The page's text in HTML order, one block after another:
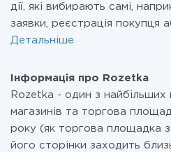
дії, які вибирають самі,
заявки, реєстрація покупця
Детальніше
Інформація про Rozetka
Rozetka - один з найбільших
магазинів та торгова
року (як торгова площадка
його сторінки заходить